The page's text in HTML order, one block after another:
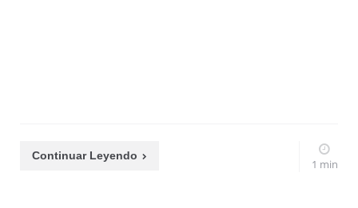
Continuar Leyendo
1 min